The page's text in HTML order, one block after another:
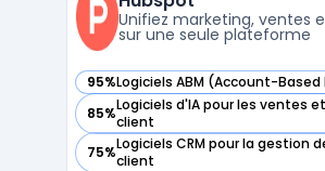
gestion ...Unifiez marketing, ventes
sur une seule plateforme
95%Logiciels ABM (Account-Based
— voir Hubspot dans cette
85%Logiciels d'IA pour les ventes
client
— voir Hubspot dans cette catégorie
75%Logiciels CRM pour la gestion
client
— voir Hubspot dans cette catégorie